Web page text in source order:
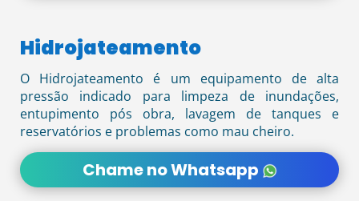
Hidrojateamento
O Hidrojateamento é um equipamento de alta
pressão indicado para limpeza de inundações,
entupimento pós obra, lavagem de tanques e
reservatórios e problemas como mau cheiro.
Chame no Whatsapp